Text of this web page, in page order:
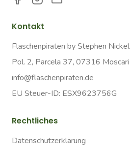
Kontakt
Flaschenpiraten by Stephen Nickel
Pol. 2, Parcela 37, 07316 Moscari
info@flaschenpiraten.de
EU Steuer-ID: ESX9623756G
Rechtliches
Datenschutzerklärung